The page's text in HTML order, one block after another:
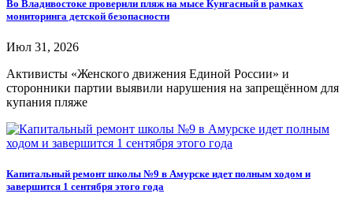
Во Владивостоке проверили пляж на мысе Кунгасный в рамках
мониторинга детской безопасности
Июл 31, 2026
Активисты «Женского движения Единой России» и
сторонники партии выявили нарушения на запрещённом для
купания пляже
Капитальный ремонт школы №9 в Амурске идет полным ходом и
завершится 1 сентября этого года